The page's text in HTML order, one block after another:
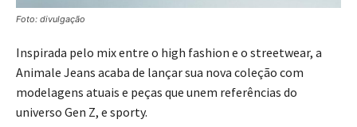
Foto: divulgação
Inspirada pelo mix entre o high fashion e o streetwear, a
Animale Jeans acaba de lançar sua nova coleção com
modelagens atuais e peças que unem referências do
universo Gen Z, e sporty.